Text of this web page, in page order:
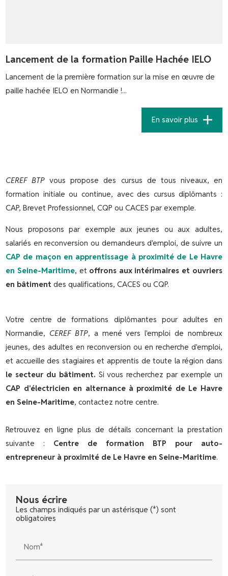
Lancement de la formation Paille Hachée IELO
Lancement de la première formation sur la mise en œuvre de
paille hachée IELO en Normandie !...
En savoir plus
CEREF BTP vous propose des cursus de tous niveaux, en
formation initiale ou continue, avec des cursus diplômants :
CAP, Brevet Professionnel, CQP ou CACES par exemple.
Nous proposons par exemple aux jeunes ou aux adultes,
salariés en reconversion ou demandeurs d'emploi, de suivre un
CAP de maçon en apprentissage à proximité de Le Havre
en Seine-Maritime, et offrons aux intérimaires et ouvriers
en bâtiment des qualifications, CACES ou CQP.
Votre centre de formations diplômantes pour adultes en
Normandie, CEREF BTP, a mené vers l'emploi de nombreux
jeunes, des adultes en reconversion ou en recherche d'emploi,
et accueille des stagiaires et apprentis de toute la région dans
le secteur du bâtiment. Si vous recherchez par exemple un
CAP d'électricien en alternance à proximité de Le Havre
en Seine-Maritime, contactez notre centre.
Retrouvez en ligne plus de détails concernant la prestation
suivante : Centre de formation BTP pour auto-
entrepreneur à proximité de Le Havre en Seine-Maritime.
Nous écrire
Les champs indiqués par un astérisque (*) sont
obligatoires
Nom*